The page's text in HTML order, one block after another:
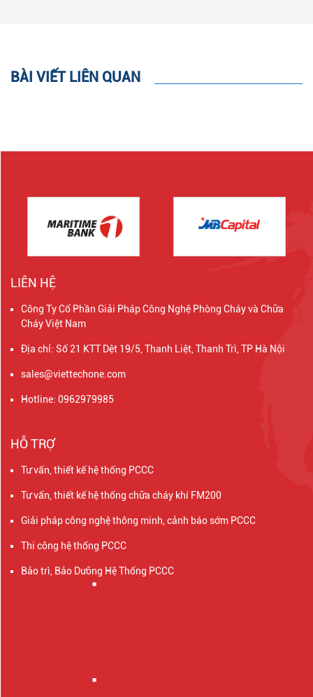
BÀI VIẾT LIÊN QUAN
LIÊN HỆ
Công Ty Cổ Phần Giải Pháp Công Nghệ Phòng Cháy và Chữa
Cháy Việt Nam
Địa chỉ: Số 21 KTT Dệt 19/5, Thanh Liệt, Thanh Trì, TP Hà Nội
sales@viettechone.com
Hotline: 0962979985
HỖ TRỢ
Tư vấn, thiết kế hệ thống PCCC
Tư vấn, thiết kế hệ thống chữa cháy khí FM200
Giải pháp công nghệ thông minh, cảnh báo sớm PCCC
Thi công hệ thống PCCC
Bảo trì, Bảo Dưỡng Hệ Thống PCCC